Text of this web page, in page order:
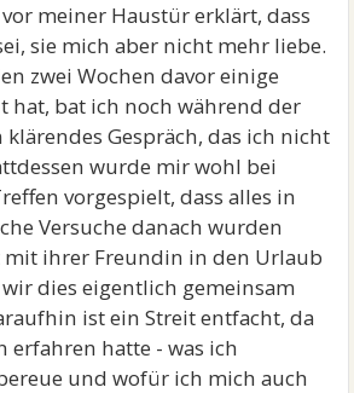
meiner Haustür erklärt, dass
sie mich aber nicht mehr liebe.
zwei Wochen davor einige
hat, bat ich noch während der
Gespräch, das ich nicht
wurde mir wohl bei
vorgespielt, dass alles in
Versuche danach wurden
mit ihrer Freundin in den Urlaub
dies eigentlich gemeinsam
ist ein Streit entfacht, da
erfahren hatte - was ich
und wofür ich mich auch